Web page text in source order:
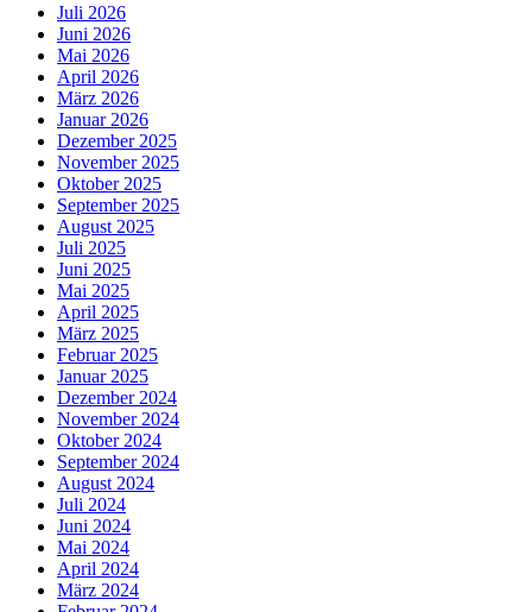
Juli 2026
Juni 2026
Mai 2026
April 2026
März 2026
Januar 2026
Dezember 2025
November 2025
Oktober 2025
September 2025
August 2025
Juli 2025
Juni 2025
Mai 2025
April 2025
März 2025
Februar 2025
Januar 2025
Dezember 2024
November 2024
Oktober 2024
September 2024
August 2024
Juli 2024
Juni 2024
Mai 2024
April 2024
März 2024